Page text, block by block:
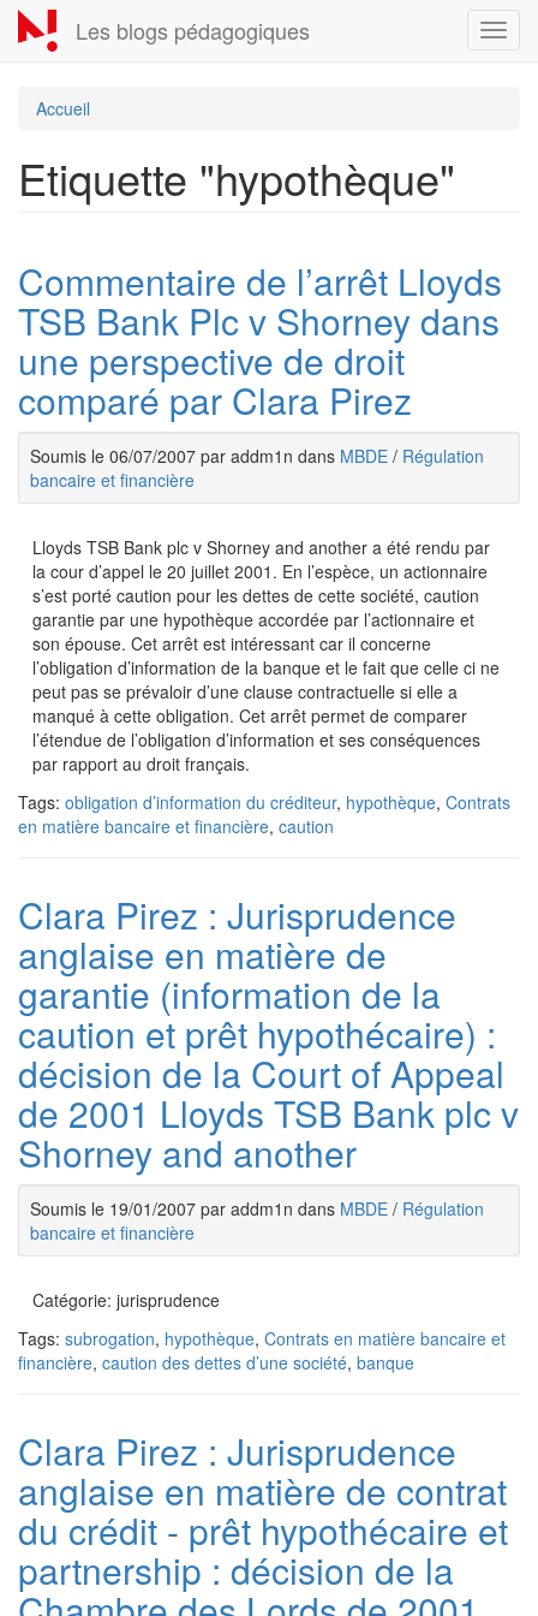
Aller
au
contenu
Les blogs pédagogiques
Accueil
Etiquette "hypothèque"
Commentaire de l’arrêt Lloyds
TSB Bank Plc v Shorney dans
une perspective de droit
comparé par Clara Pirez
Soumis le 06/07/2007 par addm1n dans MBDE / Régulation
bancaire et financière
Lloyds TSB Bank plc v Shorney and another a été rendu par
la cour d’appel le 20 juillet 2001. En l’espèce, un actionnaire
s’est porté caution pour les dettes de cette société, caution
garantie par une hypothèque accordée par l’actionnaire et
son épouse. Cet arrêt est intéressant car il concerne
l’obligation d’information de la banque et le fait que celle ci ne
peut pas se prévaloir d’une clause contractuelle si elle a
manqué à cette obligation. Cet arrêt permet de comparer
l’étendue de l’obligation d’information et ses conséquences
par rapport au droit français.
Tags: obligation d’information du créditeur, hypothèque, Contrats
en matière bancaire et financière, caution
Clara Pirez : Jurisprudence
anglaise en matière de
garantie (information de la
caution et prêt hypothécaire) :
décision de la Court of Appeal
de 2001 Lloyds TSB Bank plc v
Shorney and another
Soumis le 19/01/2007 par addm1n dans MBDE / Régulation
bancaire et financière
Catégorie: jurisprudence
Tags: subrogation, hypothèque, Contrats en matière bancaire et
financière, caution des dettes d’une société, banque
Clara Pirez : Jurisprudence
anglaise en matière de contrat
du crédit - prêt hypothécaire et
partnership : décision de la